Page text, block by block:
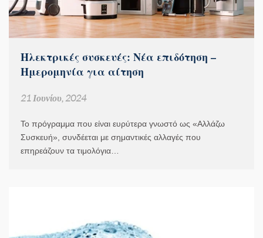
Ηλεκτρικές συσκευές: Νέα επιδότηση –
Ημερομηνία για αίτηση
21 Ιουνίου, 2024
Το πρόγραμμα που είναι ευρύτερα γνωστό ως «Αλλάζω
Συσκευή», συνδέεται με σημαντικές αλλαγές που
επηρεάζουν τα τιμολόγια…